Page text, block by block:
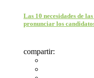
Las 10 necesidades de
pronunciar los
compartir: